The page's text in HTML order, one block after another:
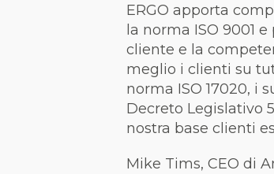
ERGO apporta
la norma ISO 9001
cliente e la
meglio i clienti su
norma ISO 17020, i
Decreto Legislativo
nostra base clienti
Mike Tims, CEO di